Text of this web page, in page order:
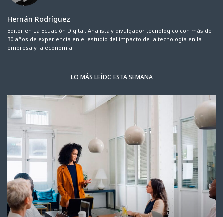
Hernán Rodríguez
Editor en La Ecuación Digital. Analista y divulgador tecnológico con más de
30 años de experiencia en el estudio del impacto de la tecnología en la
empresa y la economía.
LO MÁS LEÍDO ESTA SEMANA